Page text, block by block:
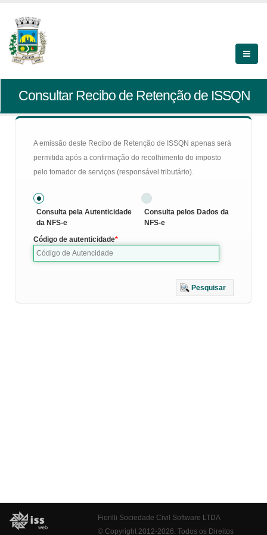
Consultar Recibo de Retenção de ISSQN
A emissão deste Recibo de Retenção de ISSQN apenas será
permitida após a confirmação do recolhimento do imposto
pelo tomador de serviços (responsável tributário).
Consulta pela Autenticidade
da NFS-e
Consulta pelos Dados da
NFS-e
Código de autenticidade
Pesquisar
Fiorilli Sociedade Civil Software LTDA
© Copyright 2012-2026. Todos os Direitos